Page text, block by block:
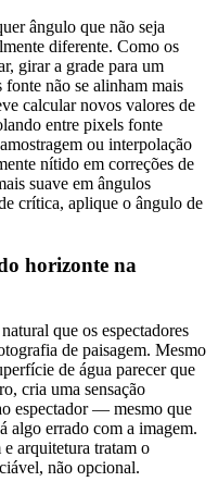
ângulo que não seja
diferente. Como os
girar a grade para um
não se alinham mais
calcular novos valores de
entre pixels fonte
ou interpolação
nítido em correções de
suave em ângulos
crítica, aplique o ângulo de
horizonte na
que os espectadores
de paisagem. Mesmo
de água parecer que
cria uma sensação
espectador — mesmo que
algo errado com a imagem.
arquitetura tratam o
não opcional.